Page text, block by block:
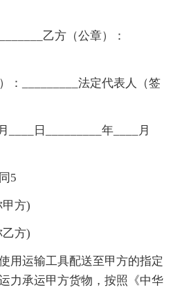
乙方（公章）：
：_________法定代表人（签
____日_________年____月
5
方)
方)
用运输工具配送至甲方的指定
力承运甲方货物，按照《中华